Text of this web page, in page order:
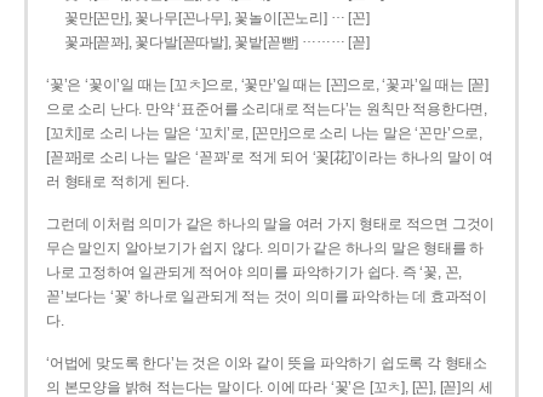
꽃만[꼰만], 꽃나무[꼰나무], 꽃놀이[꼰노리] … [꼰]
꽃과[꼳꽈], 꽃다발[꼳따발], 꽃밭[꼳빧] ……… [꼳]
‘꽃’은 ‘꽃이’일 때는 [꼬ㅊ]으로, ‘꽃만’일 때는 [꼰]으로, ‘꽃과’일 때는 [꼳]
으로 소리 난다. 만약 ‘표준어를 소리대로 적는다’는 원칙만 적용한다면,
[꼬치]로 소리 나는 말은 ‘꼬치’로, [꼰만]으로 소리 나는 말은 ‘꼰만’으로,
[꼳꽈]로 소리 나는 말은 ‘꼳꽈’로 적게 되어 ‘꽃[花]’이라는 하나의 말이 여
러 형태로 적히게 된다.
그런데 이처럼 의미가 같은 하나의 말을 여러 가지 형태로 적으면 그것이
무슨 말인지 알아보기가 쉽지 않다. 의미가 같은 하나의 말은 형태를 하
나로 고정하여 일관되게 적어야 의미를 파악하기가 쉽다. 즉 ‘꽃, 꼰,
꼳’보다는 ‘꽃’ 하나로 일관되게 적는 것이 의미를 파악하는 데 효과적이
다.
‘어법에 맞도록 한다’는 것은 이와 같이 뜻을 파악하기 쉽도록 각 형태소
의 본모양을 밝혀 적는다는 말이다. 이에 따라 ‘꽃’은 [꼬ㅊ], [꼰], [꼳]의 세